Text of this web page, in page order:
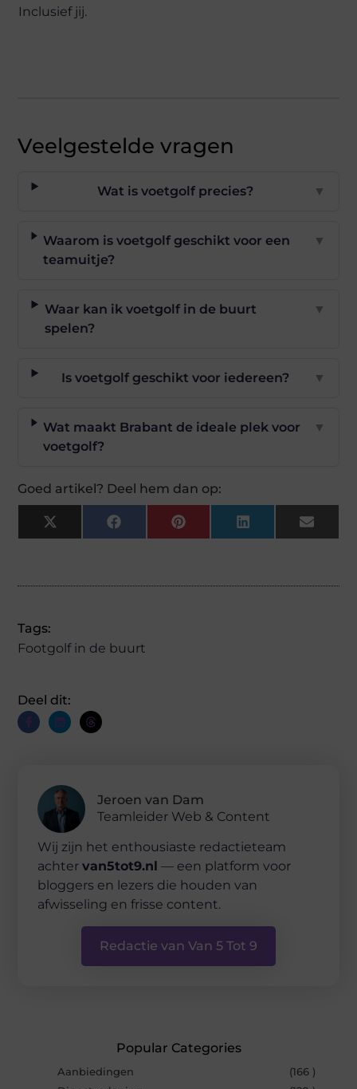
Inclusief jij.
Veelgestelde vragen
Wat is voetgolf precies? ▼
Waarom is voetgolf geschikt voor een
teamuitje?
▼
Waar kan ik voetgolf in de buurt
spelen?
▼
Is voetgolf geschikt voor iedereen? ▼
Wat maakt Brabant de ideale plek voor
voetgolf?
▼
Goed artikel? Deel hem dan op:
X
(Twitter)
FacebookPinterestLinkedIn Email
Tags:
Footgolf in de buurt
Deel dit:
Jeroen van Dam
Teamleider Web & Content
Wij zijn het enthousiaste redactieteam
achtervan5tot9.nl — een platform voor
bloggers en lezers die houden van
afwisseling en frisse content.
Redactie van Van 5 Tot 9
Popular Categories
Aanbiedingen
(166 )